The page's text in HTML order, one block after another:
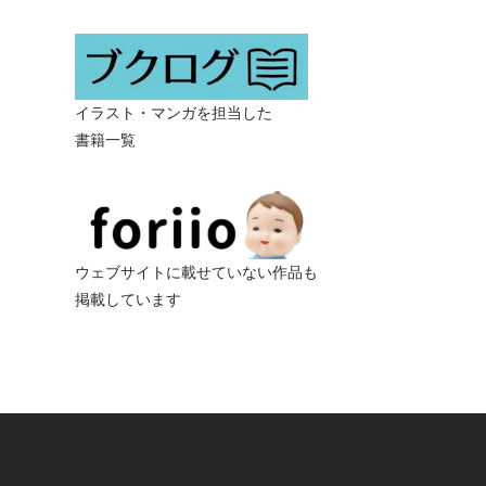
イラスト・マンガを担当した
書籍一覧
ウェブサイトに載せていない作品も
掲載しています